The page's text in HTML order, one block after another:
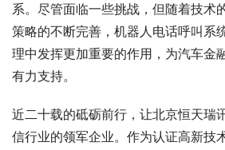
系。尽管面临一些挑战，但随着技术
策略的不断完善，机器人电话呼叫系
理中发挥更加重要的作用，为汽车金
有力支持。
近二十载的砥砺前行，让北京恒天瑞
信行业的领军企业。作为认证高新技